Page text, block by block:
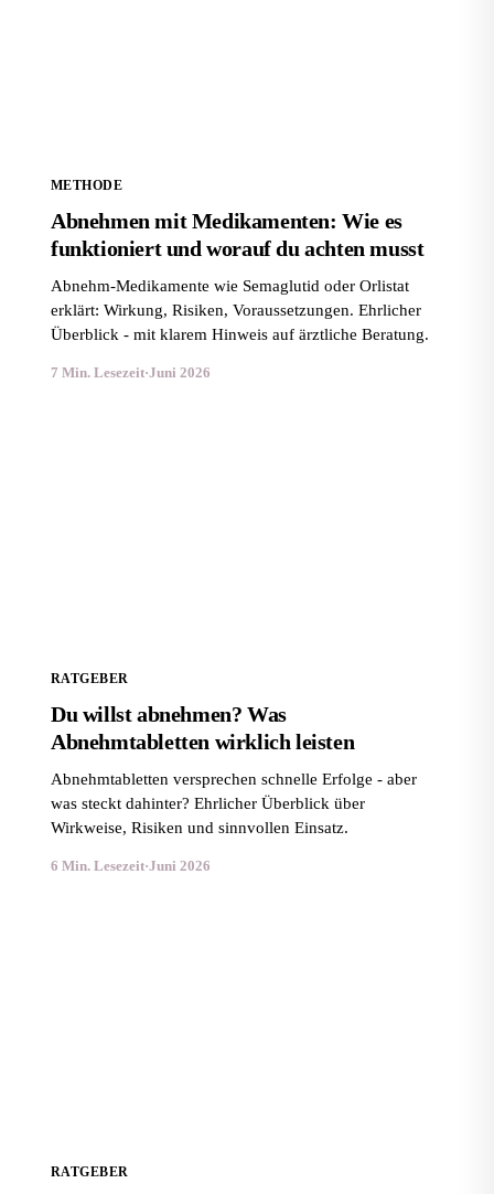
METHODE
Abnehmen mit Medikamenten: Wie es
funktioniert und worauf du achten musst
Abnehm-Medikamente wie Semaglutid oder Orlistat
erklärt: Wirkung, Risiken, Voraussetzungen. Ehrlicher
Überblick - mit klarem Hinweis auf ärztliche Beratung.
7 Min. Lesezeit·Juni 2026
RATGEBER
Du willst abnehmen? Was
Abnehmtabletten wirklich leisten
Abnehmtabletten versprechen schnelle Erfolge - aber
was steckt dahinter? Ehrlicher Überblick über
Wirkweise, Risiken und sinnvollen Einsatz.
6 Min. Lesezeit·Juni 2026
RATGEBER